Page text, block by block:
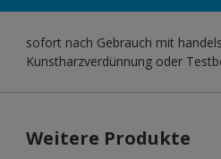
sofort nach Gebrauch mit
Kunstharzverdünnung oder
Weitere Produkte